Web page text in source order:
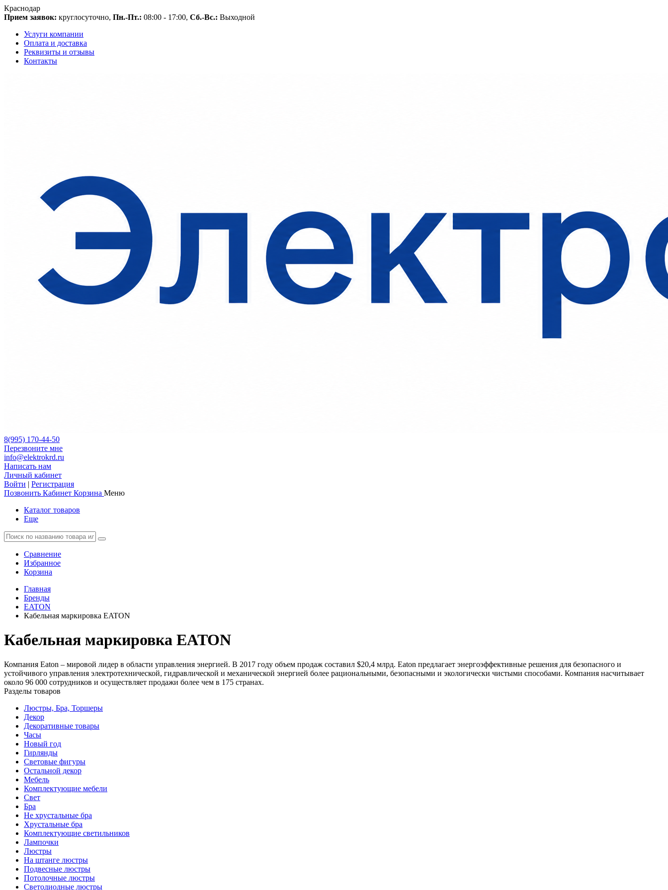
Краснодар
Прием заявок: круглосуточно, Пн.-Пт.: 08:00 - 17:00, Сб.-Вс.: Выходной
Услуги компании
Оплата и доставка
Реквизиты и отзывы
Контакты
8(995) 170-44-50
Перезвоните мне
info@elektrokrd.ru
Написать нам
Личный кабинет
Войти | Регистрация
Позвонить Кабинет Корзина Меню
Каталог товаров
Еще
Сравнение
Избранное
Корзина
Главная
Бренды
EATON
Кабельная маркировка EATON
Кабельная маркировка EATON
Компания Eaton – мировой лидер в области управления энергией. В 2017 году объем продаж составил $20,4 млрд. Eaton предлагает энергоэффективные решения для безопасного и
устойчивого управления электротехнической, гидравлической и механической энергией более рациональными, безопасными и экологически чистыми способами. Компания насчитывает
около 96 000 сотрудников и осуществляет продажи более чем в 175 странах.
Разделы товаров
Люстры, Бра, Торшеры
Декор
Декоративные товары
Часы
Новый год
Гирлянды
Световые фигуры
Остальной декор
Мебель
Комплектующие мебели
Свет
Бра
Не хрустальные бра
Хрустальные бра
Комплектующие светильников
Лампочки
Люстры
На штанге люстры
Подвесные люстры
Потолочные люстры
Светодиодные люстры